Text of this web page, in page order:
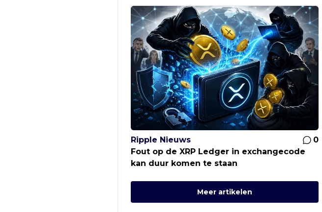
Ripple Nieuws
0
Fout op de XRP Ledger in exchangecode
kan duur komen te staan
Meer artikelen